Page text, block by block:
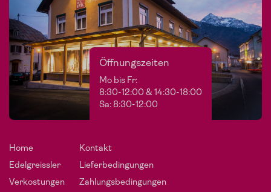
Öffnungszeiten
Mo bis Fr:
8:30-12:00 & 14:30-18:00
Sa: 8:30-12:00
Home
Edelgreissler
Verkostungen
Kontakt
Lieferbedingungen
Zahlungsbedingungen